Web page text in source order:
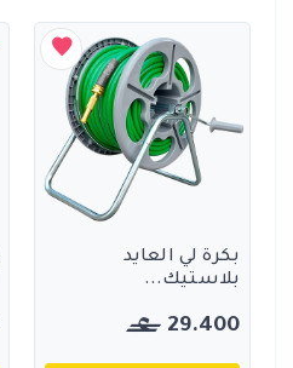
بكرة لي العايد
بلاستيك...
29.400